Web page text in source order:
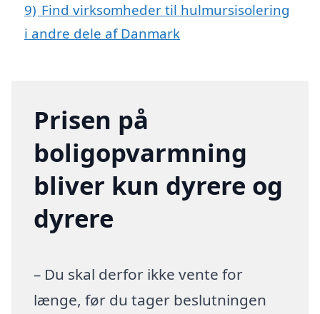
9) Find virksomheder til hulmursisolering
i andre dele af Danmark
Prisen på
boligopvarmning
bliver kun dyrere og
dyrere
– Du skal derfor ikke vente for
længe, før du tager beslutningen